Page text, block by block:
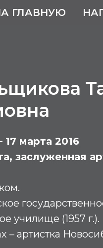
ГЛАВНУЮ
17 марта 2016
заслуженная
училище (1957 г.).
– артистка